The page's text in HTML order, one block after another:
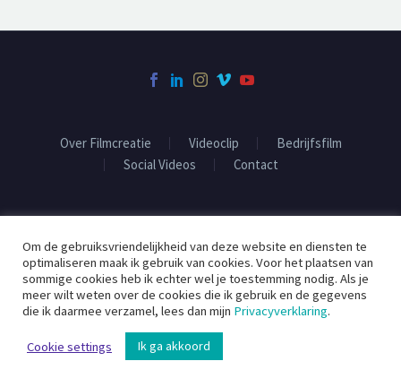
Over Filmcreatie Videoclip
Bedrijfsfilm
Social Videos
Contact
Om de gebruiksvriendelijkheid van deze website en diensten te
optimaliseren maak ik gebruik van cookies. Voor het plaatsen van
sommige cookies heb ik echter wel je toestemming nodig. Als je
meer wilt weten over de cookies die ik gebruik en de gegevens
die ik daarmee verzamel, lees dan mijn Privacyverklaring.
Cookie settings Ik ga akkoord